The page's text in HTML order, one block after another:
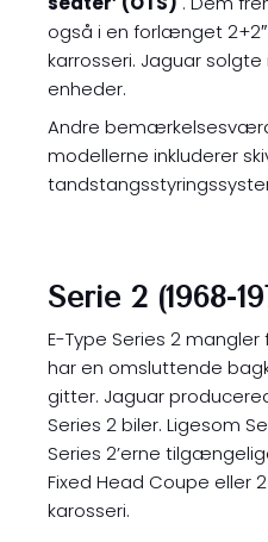
også i en forlænget
karrosseri. Jaguar solgte
enheder.
Andre
modellerne inkluderer
Serie 2 (1968-
E-Type Series 2
har en omsluttende
gitter. Jaguar
Series 2 biler. Ligesom
Series 2’erne
Fixed Head Coupe eller
karosseri.